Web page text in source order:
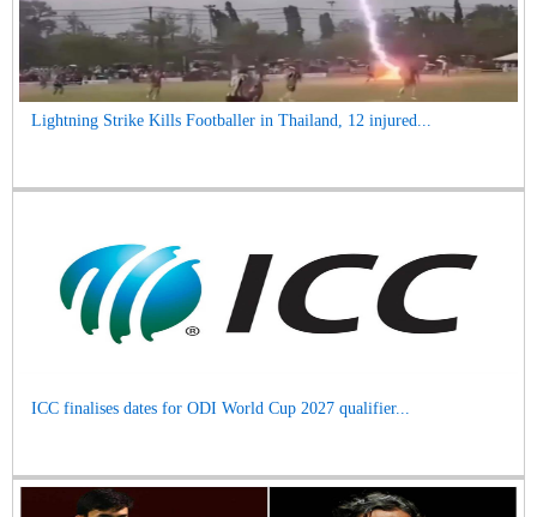
Lightning Strike Kills Footballer in Thailand, 12 injured...
ICC finalises dates for ODI World Cup 2027 qualifier...